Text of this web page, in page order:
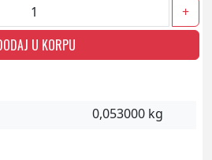
+
U KORPU
0,053000 kg